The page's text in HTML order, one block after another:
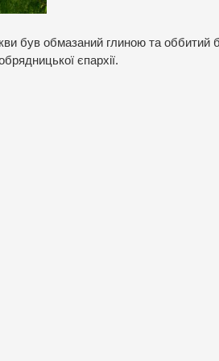
був обмазаний глиною та оббитий
єпархії.